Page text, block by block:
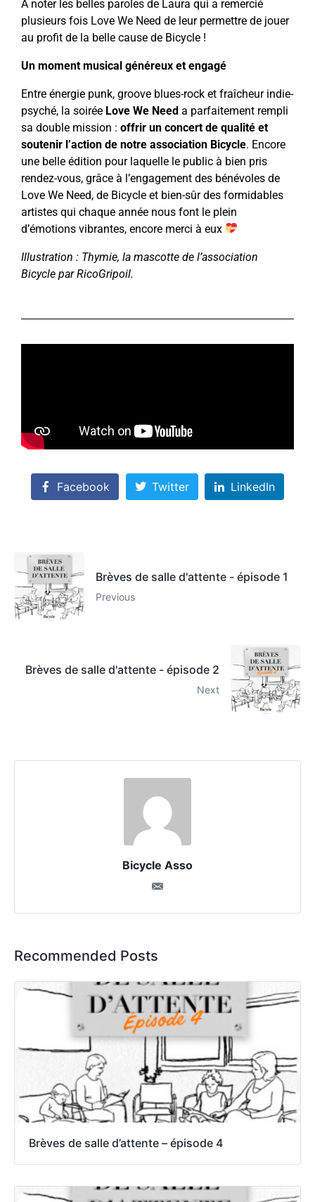
A noter les belles paroles de Laura qui a remercié
plusieurs fois Love We Need de leur permettre de jouer
au profit de la belle cause de Bicycle !
Un moment musical généreux et engagé
Entre énergie punk, groove blues-rock et fraîcheur indie-
psyché, la soirée Love We Need a parfaitement rempli
sa double mission : offrir un concert de qualité et
soutenir l’action de notre association Bicycle. Encore
une belle édition pour laquelle le public à bien pris
rendez-vous, grâce à l’engagement des bénévoles de
Love We Need, de Bicycle et bien-sûr des formidables
artistes qui chaque année nous font le plein
d’émotions vibrantes, encore merci à eux
Illustration : Thymie, la mascotte de l’association
Bicycle par RicoGripoil.
Facebook Twitter LinkedIn
Brèves de salle d'attente - épisode 1
Previous
Brèves de salle d'attente - épisode 2
Next
Bicycle Asso
Recommended Posts
Brèves de salle d’attente – épisode 4